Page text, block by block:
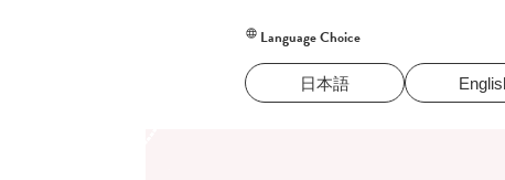
Language Choice
日本語